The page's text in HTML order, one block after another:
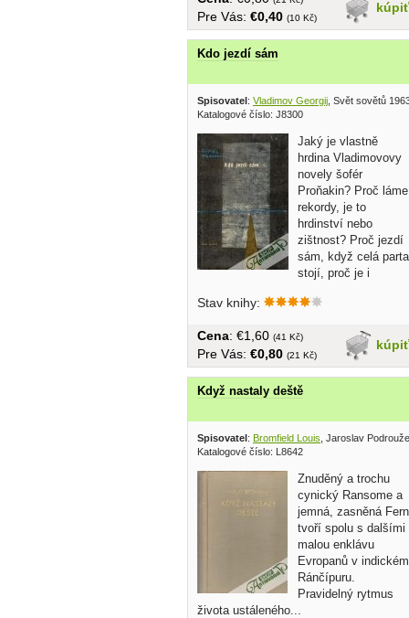
kúpiť
Pre Vás: €0,40 (10 Kč)
Kdo jezdí sám
Spisovatel: Vladimov Georgij , Svět sovětů
Katalogové číslo: J8300
Jaký je vlastně
hrdina Vladimovovy
novely šofér
Proňakin? Proč láme
rekordy, je to
hrdinství nebo
zištnost? Proč jezdí
sám, když celá parta
stojí, proč je i
Stav knihy:
kúpiť
Cena: €1,60 (41 Kč)
Pre Vás: €0,80 (21 Kč)
Když nastaly deště
Spisovatel: Bromfield Louis , Jaroslav
Katalogové číslo: L8642
Znuděný a trochu
cynický Ransome a
jemná, zasněná Fern
tvoří spolu s dalšími
malou enklávu
Evropanů v indickém
Ránčípuru.
Pravidelný rytmus
života ustáleného...